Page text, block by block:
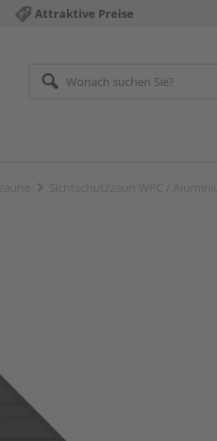
Attraktive Preise